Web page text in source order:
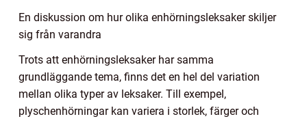
En diskussion om hur olika enhörningsleksaker skiljer
sig från varandra
Trots att enhörningsleksaker har samma
grundläggande tema, finns det en hel del variation
mellan olika typer av leksaker. Till exempel,
plyschenhörningar kan variera i storlek, färger och